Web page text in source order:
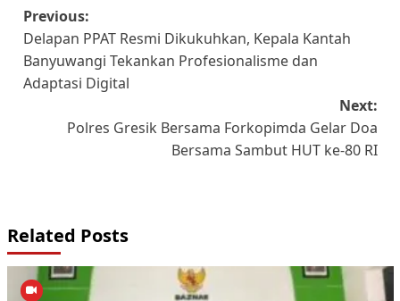
Post
navigation
Previous:
Delapan PPAT Resmi Dikukuhkan, Kepala Kantah
Banyuwangi Tekankan Profesionalisme dan
Adaptasi Digital
Next:
Polres Gresik Bersama Forkopimda Gelar Doa
Bersama Sambut HUT ke-80 RI
Related Posts